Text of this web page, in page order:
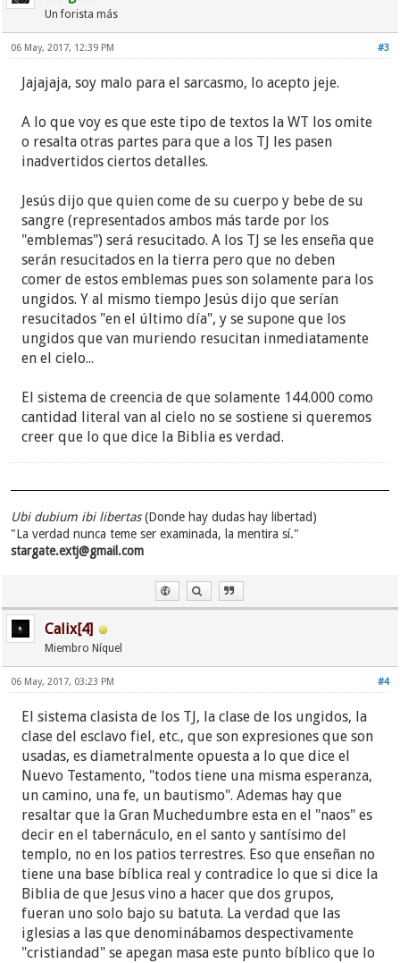
Un forista más
#3
06 May, 2017, 12:39 PM
Jajajaja, soy malo para el sarcasmo, lo acepto jeje.
A lo que voy es que este tipo de textos la WT los omite
o resalta otras partes para que a los TJ les pasen
inadvertidos ciertos detalles.
Jesús dijo que quien come de su cuerpo y bebe de su
sangre (representados ambos más tarde por los
"emblemas") será resucitado. A los TJ se les enseña que
serán resucitados en la tierra pero que no deben
comer de estos emblemas pues son solamente para los
ungidos. Y al mismo tiempo Jesús dijo que serían
resucitados "en el último día", y se supone que los
ungidos que van muriendo resucitan inmediatamente
en el cielo...
El sistema de creencia de que solamente 144.000 como
cantidad literal van al cielo no se sostiene si queremos
creer que lo que dice la Biblia es verdad.
Ubi dubium ibi libertas(Donde hay dudas hay libertad)
"La verdad nunca teme ser examinada, la mentira sí."
stargate.extj@gmail.com
Calix[4]
Miembro Níquel
#4
06 May, 2017, 03:23 PM
El sistema clasista de los TJ, la clase de los ungidos, la
clase del esclavo fiel, etc., que son expresiones que son
usadas, es diametralmente opuesta a lo que dice el
Nuevo Testamento, "todos tiene una misma esperanza,
un camino, una fe, un bautismo". Ademas hay que
resaltar que la Gran Muchedumbre esta en el "naos" es
decir en el tabernáculo, en el santo y santísimo del
templo, no en los patios terrestres. Eso que enseñan no
tiene una base bíblica real y contradice lo que si dice la
Biblia de que Jesus vino a hacer que dos grupos,
fueran uno solo bajo su batuta. La verdad que las
iglesias a las que denominábamos despectivamente
"cristiandad" se apegan masa este punto bíblico que lo